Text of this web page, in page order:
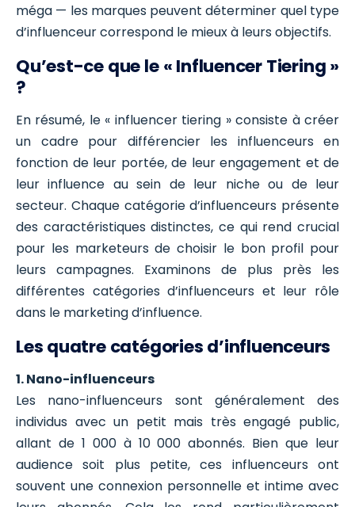
méga — les marques peuvent déterminer quel type
d’influenceur correspond le mieux à leurs objectifs.
Qu’est-ce que le « Influencer Tiering »
?
En résumé, le « influencer tiering » consiste à créer
un cadre pour différencier les influenceurs en
fonction de leur portée, de leur engagement et de
leur influence au sein de leur niche ou de leur
secteur. Chaque catégorie d’influenceurs présente
des caractéristiques distinctes, ce qui rend crucial
pour les marketeurs de choisir le bon profil pour
leurs campagnes. Examinons de plus près les
différentes catégories d’influenceurs et leur rôle
dans le marketing d’influence.
Les quatre catégories d’influenceurs
1. Nano-influenceurs
Les nano-influenceurs sont généralement des
individus avec un petit mais très engagé public,
allant de 1 000 à 10 000 abonnés. Bien que leur
audience soit plus petite, ces influenceurs ont
souvent une connexion personnelle et intime avec